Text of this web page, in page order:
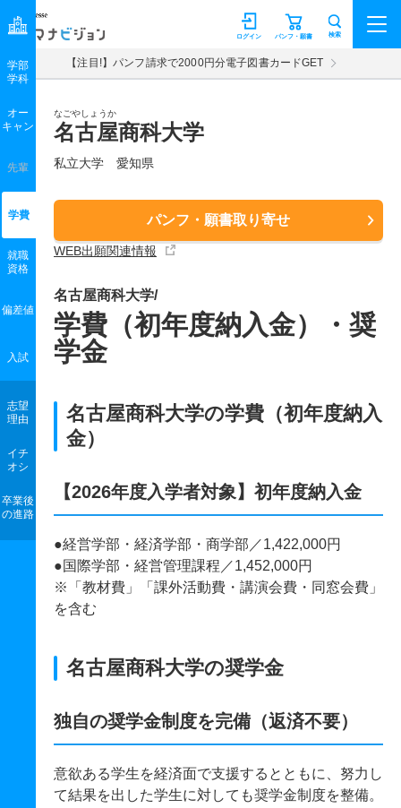
マナビジョン パンフ・願書
ログイン 検索
【注目!】パンフ請求で2000円分電子図書カードGET
なごやしょうか
名古屋商科大学
私立大学 愛知県
パンフ・願書取り寄せ
WEB出願関連情報
学部
学科
オー
キャン
先輩
学費
就職
資格
偏差値
入試
志望
理由
イチ
オシ
卒業後
の進路
名古屋商科大学/
学費（初年度納入金）・奨
学金
名古屋商科大学の学費（初年度納入
金）
【2026年度入学者対象】初年度納入金
●経営学部・経済学部・商学部／1,422,000円
●国際学部・経営管理課程／1,452,000円
※「教材費」「課外活動費・講演会費・同窓会費」
を含む
名古屋商科大学の奨学金
独自の奨学金制度を完備（返済不要）
意欲ある学生を経済面で支援するとともに、努力し
て結果を出した学生に対しても奨学金制度を整備。